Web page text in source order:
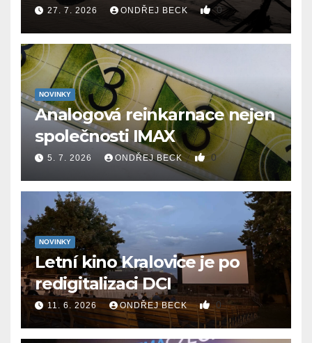
27. 7. 2026 ONDŘEJ BECK 0
NOVINKY
Analogová reinkarnace nejen
společnosti IMAX
5. 7. 2026 ONDŘEJ BECK 0
NOVINKY
Letní kino Kralovice je po
redigitalizaci DCI
11. 6. 2026 ONDŘEJ BECK 0